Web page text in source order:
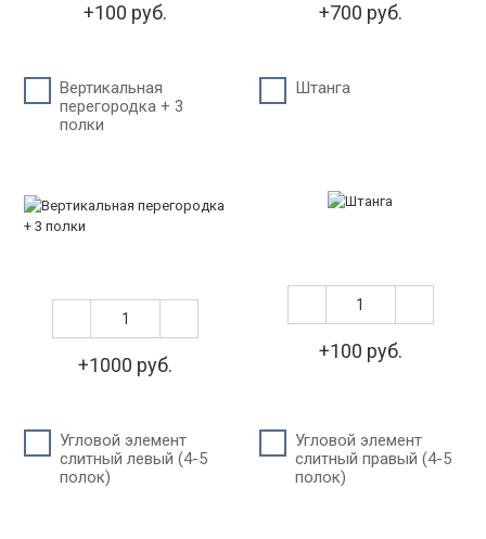
+100 руб. +700 руб.
Вертикальная
перегородка + 3
полки
+1000 руб.
Штанга
+100 руб.
Угловой элемент
слитный левый (4-5
полок)
Угловой элемент
слитный правый (4-5
полок)